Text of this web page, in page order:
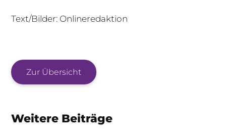
Text/Bilder: Onlineredaktion
Zur Übersicht
Weitere Beiträge